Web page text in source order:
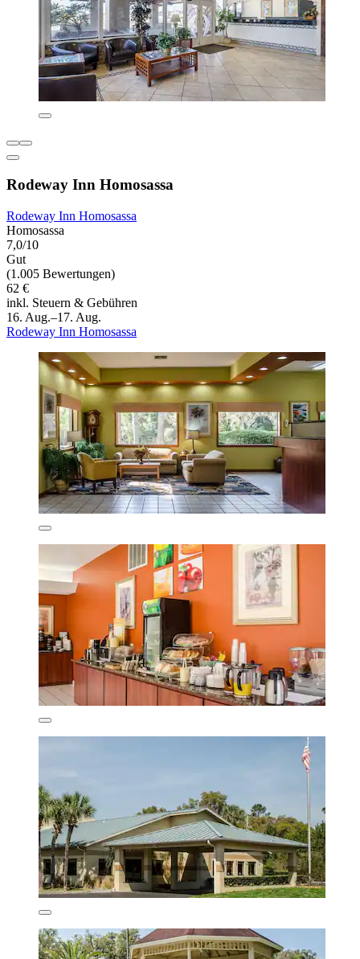
Rodeway Inn Homosassa
Rodeway Inn Homosassa
Homosassa
7,0/10
Gut
(1.005 Bewertungen)
62 €
inkl. Steuern & Gebühren
16. Aug.–17. Aug.
Rodeway Inn Homosassa